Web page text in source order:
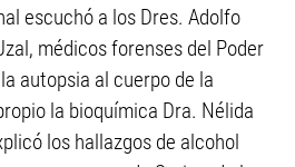
escuchó a los Dres. Adolfo
médicos forenses del Poder
autopsia al cuerpo de la
la bioquímica Dra. Nélida
los hallazgos de alcohol